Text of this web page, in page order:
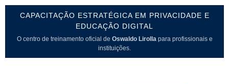
CAPACITAÇÃO ESTRATÉGICA EM PRIVACIDADE E
EDUCAÇÃO DIGITAL
O centro de treinamento oficial de Oswaldo Lirollapara profissionais e
instituições.